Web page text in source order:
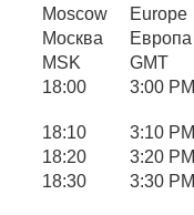
Moscow
Europe
Москва
Европа
MSK
GMT
18:00
3:00 PM
18:10 3:10 PM
18:20
3:20 PM
18:30
3:30 PM